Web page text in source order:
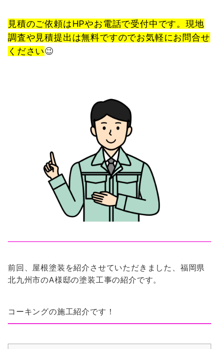
見積のご依頼はHPやお電話で受付中です。現地
調査や見積提出は無料ですのでお気軽にお問合せ
ください😉
前回、屋根塗装を紹介させていただきました、福岡県
北九州市のA様邸の塗装工事の紹介です。
コーキングの施工紹介です！